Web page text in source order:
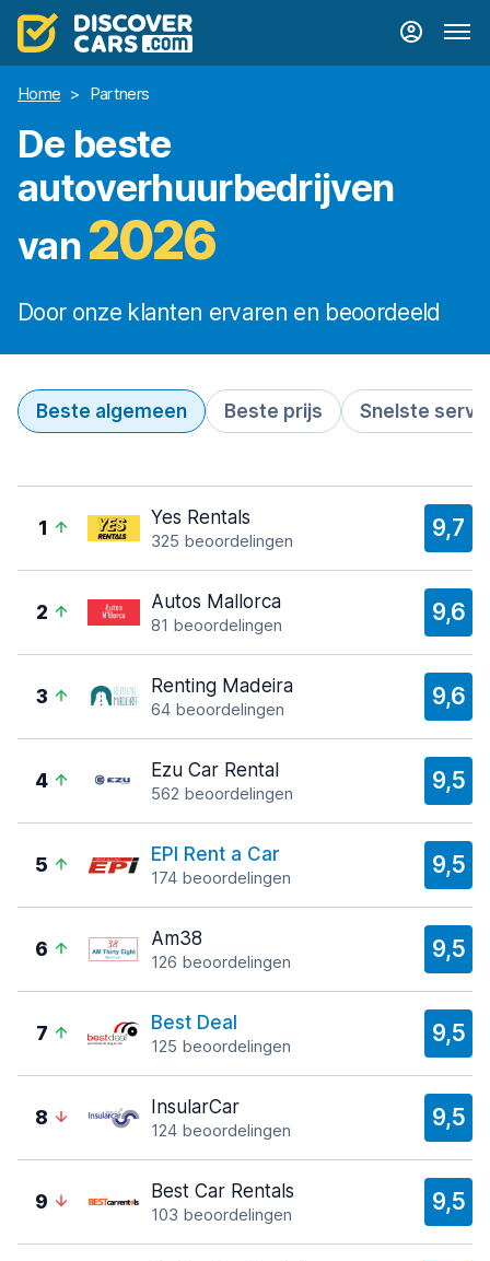
Home > Partners
De beste
autoverhuurbedrijven
van2026
Door onze klanten ervaren en beoordeeld
Beste algemeen Beste prijs Snelste
1 Yes Rentals
325 beoordelingen 9,7
2 Autos Mallorca
81 beoordelingen 9,6
3 Renting Madeira
64 beoordelingen 9,6
4 Ezu Car Rental
562 beoordelingen 9,5
5 EPI Rent a Car
174 beoordelingen 9,5
6 Am38
126 beoordelingen 9,5
7 Best Deal
125 beoordelingen 9,5
8 InsularCar
124 beoordelingen 9,5
9 Best Car Rentals
103 beoordelingen 9,5